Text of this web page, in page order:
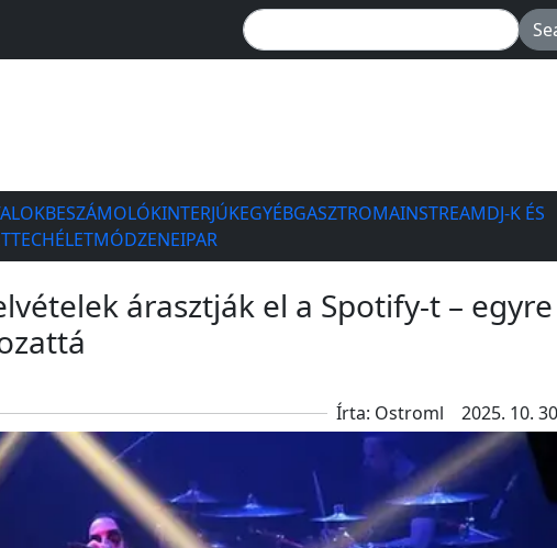
BESZÁMOLÓKINTERJÚKEGYÉBGASZTROMAINSTREAMDJ-K ÉS
TECHÉLETMÓDZENEIPAR
árasztják el a Spotify-t – egyre
Írta: Ostroml 2025. 10.